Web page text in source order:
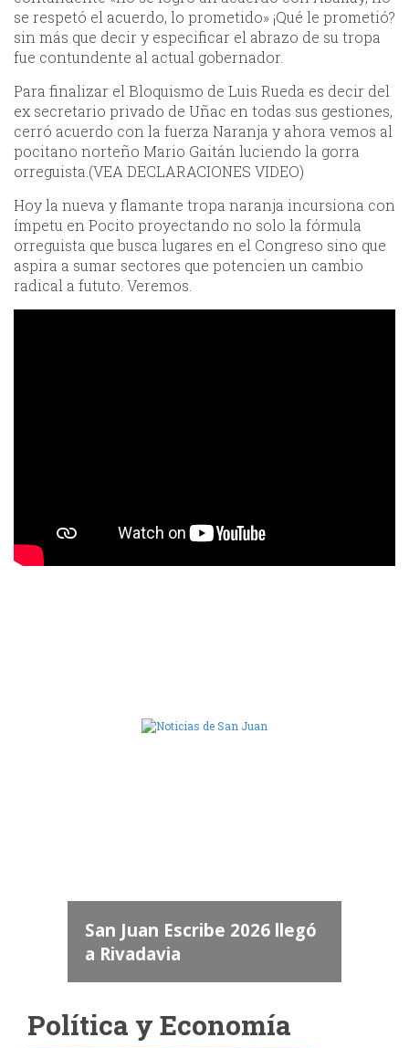
se respetó el acuerdo, lo prometido» ¡Qué le prometió?
sin más que decir y especificar el abrazo de su tropa
fue contundente al actual gobernador.
Para finalizar el Bloquismo de Luis Rueda es decir del
ex secretario privado de Uñac en todas sus gestiones,
cerró acuerdo con la fuerza Naranja y ahora vemos al
pocitano norteño Mario Gaitán luciendo la gorra
orreguista.(VEA DECLARACIONES VIDEO)
Hoy la nueva y flamante tropa naranja incursiona con
ímpetu en Pocito proyectando no solo la fórmula
orreguista que busca lugares en el Congreso sino que
aspira a sumar sectores que potencien un cambio
radical a fututo. Veremos.
San Juan Escribe 2026 llegó
a Rivadavia
Política y Economía